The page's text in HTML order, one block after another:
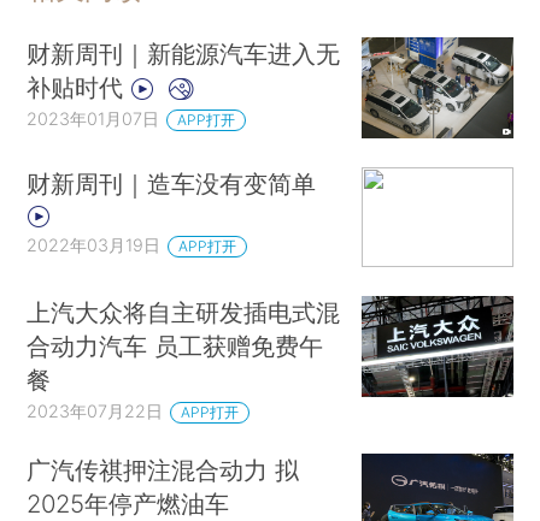
财新周刊｜新能源汽车进入无
补贴时代
2023年01月07日 APP打开
财新周刊｜造车没有变简单
2022年03月19日 APP打开
上汽大众将自主研发插电式混
合动力汽车 员工获赠免费午
餐
2023年07月22日 APP打开
广汽传祺押注混合动力 拟
2025年停产燃油车